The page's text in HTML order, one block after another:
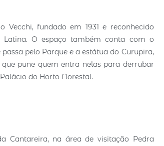
fundado em 1931 e reconhecido
O espaço também conta com o
pelo Parque e a estátua do Curupira,
pune quem entra nelas para derrubar
do Horto Florestal.
Cantareira, na área de visitação Pedra